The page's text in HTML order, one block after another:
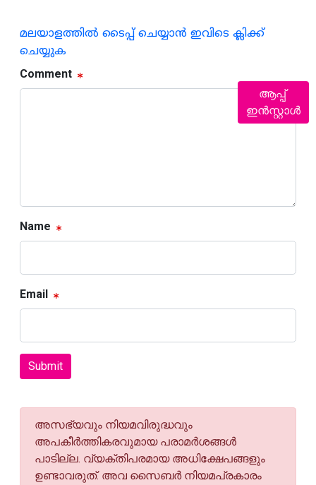
മലയാളത്തില്‍ ടൈപ്പ് ചെയ്യാന്‍ ഇവിടെ ക്ലിക്ക്
ചെയ്യുക
Comment
Name
Email
Submit
അസഭ്യവും നിയമവിരുദ്ധവും
അപകീര്‍ത്തികരവുമായ പരാമര്‍ശങ്ങള്‍
പാടില്ല. വ്യക്തിപരമായ അധിക്ഷേപങ്ങളും
ഉണ്ടാവരുത്. അവ സൈബര്‍ നിയമപ്രകാരം
ആപ്പ്
ഇൻസ്റ്റാൾ